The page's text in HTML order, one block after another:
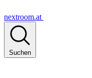
nextroom.at
Suchen